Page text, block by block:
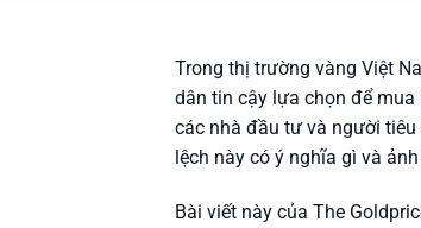
Trong thị trường vàng Việt
dân tin cậy lựa chọn để
các nhà đầu tư và người
lệch này có ý nghĩa gì và
Bài viết này của The